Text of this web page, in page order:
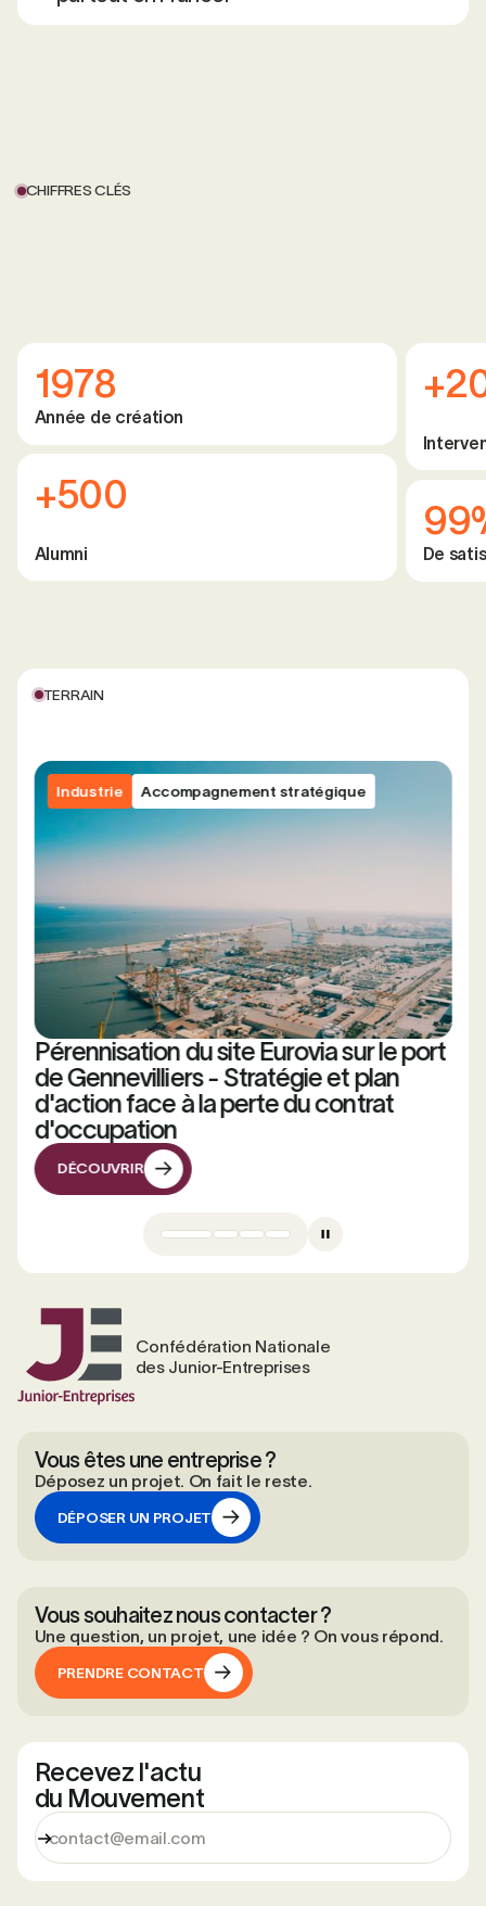
CHIFFRES CLÉS
1978
Année de création
+500
Alumni De
TERRAIN
Industrie Accompagnement stratégique
Pérennisation du site Eurovia sur le port
de Gennevilliers - Stratégie et plan
d'action face à la perte du contrat
d'occupation
DÉCOUVRIR
Confédération Nationale
des Junior-Entreprises
Vous êtes une entreprise ?
Déposez un projet. On fait le reste.
DÉPOSER UN PROJET
Vous souhaitez nous contacter ?
Une question, un projet, une idée ? On vous répond.
PRENDRE CONTACT
Recevez l'actu
du Mouvement